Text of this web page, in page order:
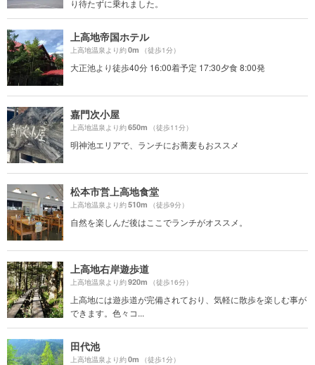
り待たずに乗れました。
上高地帝国ホテル
上高地温泉より約0m （徒歩1分）
大正池より徒歩40分 16:00着予定 17:30夕食 8:00発
嘉門次小屋
上高地温泉より約650m （徒歩11分）
明神池エリアで、ランチにお蕎麦もおススメ
松本市営上高地食堂
上高地温泉より約510m （徒歩9分）
自然を楽しんだ後はここでランチがオススメ。
上高地右岸遊歩道
上高地温泉より約920m （徒歩16分）
上高地には遊歩道が完備されており、気軽に散歩を楽しむ事が
できます。色々コ...
田代池
上高地温泉より約0m （徒歩1分）